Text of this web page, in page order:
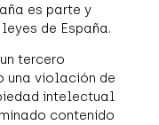
es parte y
de España.
tercero
una violación de
intelectual
contenido